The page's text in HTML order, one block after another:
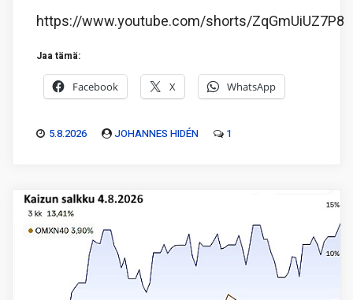
https://www.youtube.com/shorts/ZqGmUiUZ7P8
Jaa tämä:
Facebook X WhatsApp
5.8.2026 JOHANNES HIDÉN 1